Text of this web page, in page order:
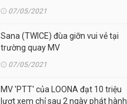
07/05/2021
Sana (TWICE) đùa giỡn vui vẻ tại
trường quay MV
07/05/2021
MV 'PTT' của LOONA đạt 10 triệu
lượt xem chỉ sau 2 ngày phát hành